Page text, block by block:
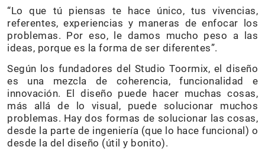
“Lo que tú piensas te hace único, tus vivencias,
referentes, experiencias y maneras de enfocar los
problemas. Por eso, le damos mucho peso a las
ideas, porque es la forma de ser diferentes”.
Según los fundadores del Studio Toormix, el diseño
es una mezcla de coherencia, funcionalidad e
innovación. El diseño puede hacer muchas cosas,
más allá de lo visual, puede solucionar muchos
problemas. Hay dos formas de solucionar las cosas,
desde la parte de ingeniería (que lo hace funcional) o
desde la del diseño (útil y bonito).